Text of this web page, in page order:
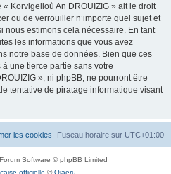
Korvigelloù An DROUIZIG » ait le droit
ou de verrouiller n’importe quel sujet et
nous estimons cela nécessaire. En tant
les informations que vous avez
notre base de données. Bien que ces
une tierce partie sans votre
», ni phpBB, ne pourront être
tentative de piratage informatique visant
Fuseau horaire sur UTC+01:00
les cookies
Software © phpBB Limited
officielle ©Qiaeru